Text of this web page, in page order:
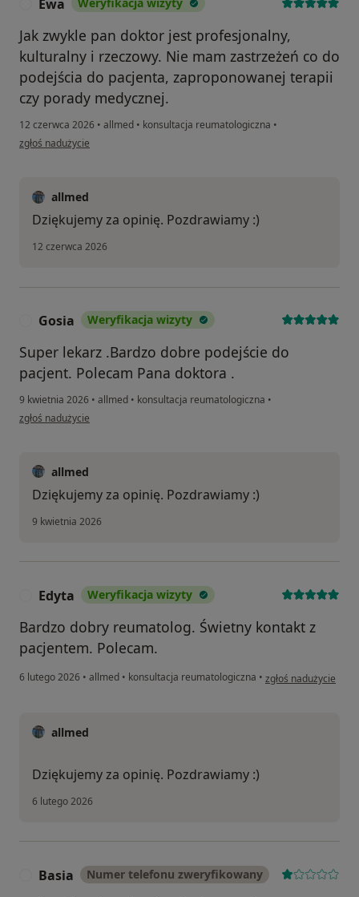
Ewa
Jak zwykle pan doktor jest profesjonalny,
kulturalny i rzeczowy. Nie mam zastrzeżeń co do
podejścia do pacjenta, zaproponowanej terapii
czy porady medycznej.
12 czerwca 2026 • allmed • konsultacja reumatologiczna •
w opinii użytkownika Ewa
zgłoś nadużycie
allmed
Dziękujemy za opinię. Pozdrawiamy :)
12 czerwca 2026
Gosia Weryfikacja wizyty
Super lekarz .Bardzo dobre podejście do
pacjent. Polecam Pana doktora .
9 kwietnia 2026 • allmed • konsultacja reumatologiczna •
w opinii użytkownika Gosia
zgłoś nadużycie
allmed
Dziękujemy za opinię. Pozdrawiamy :)
9 kwietnia 2026
Edyta Weryfikacja wizyty
Bardzo dobry reumatolog. Świetny kontakt z
pacjentem. Polecam.
6 lutego 2026 • allmed • konsultacja reumatologiczna • w opinii użytkownika
zgłoś nadużycie
allmed
Dziękujemy za opinię. Pozdrawiamy :)
6 lutego 2026
Basia Numer telefonu zweryfikowany